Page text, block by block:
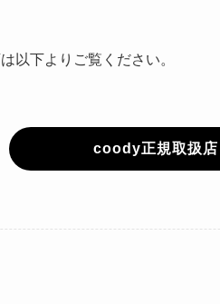
以下よりご覧ください。
coody正規取扱店